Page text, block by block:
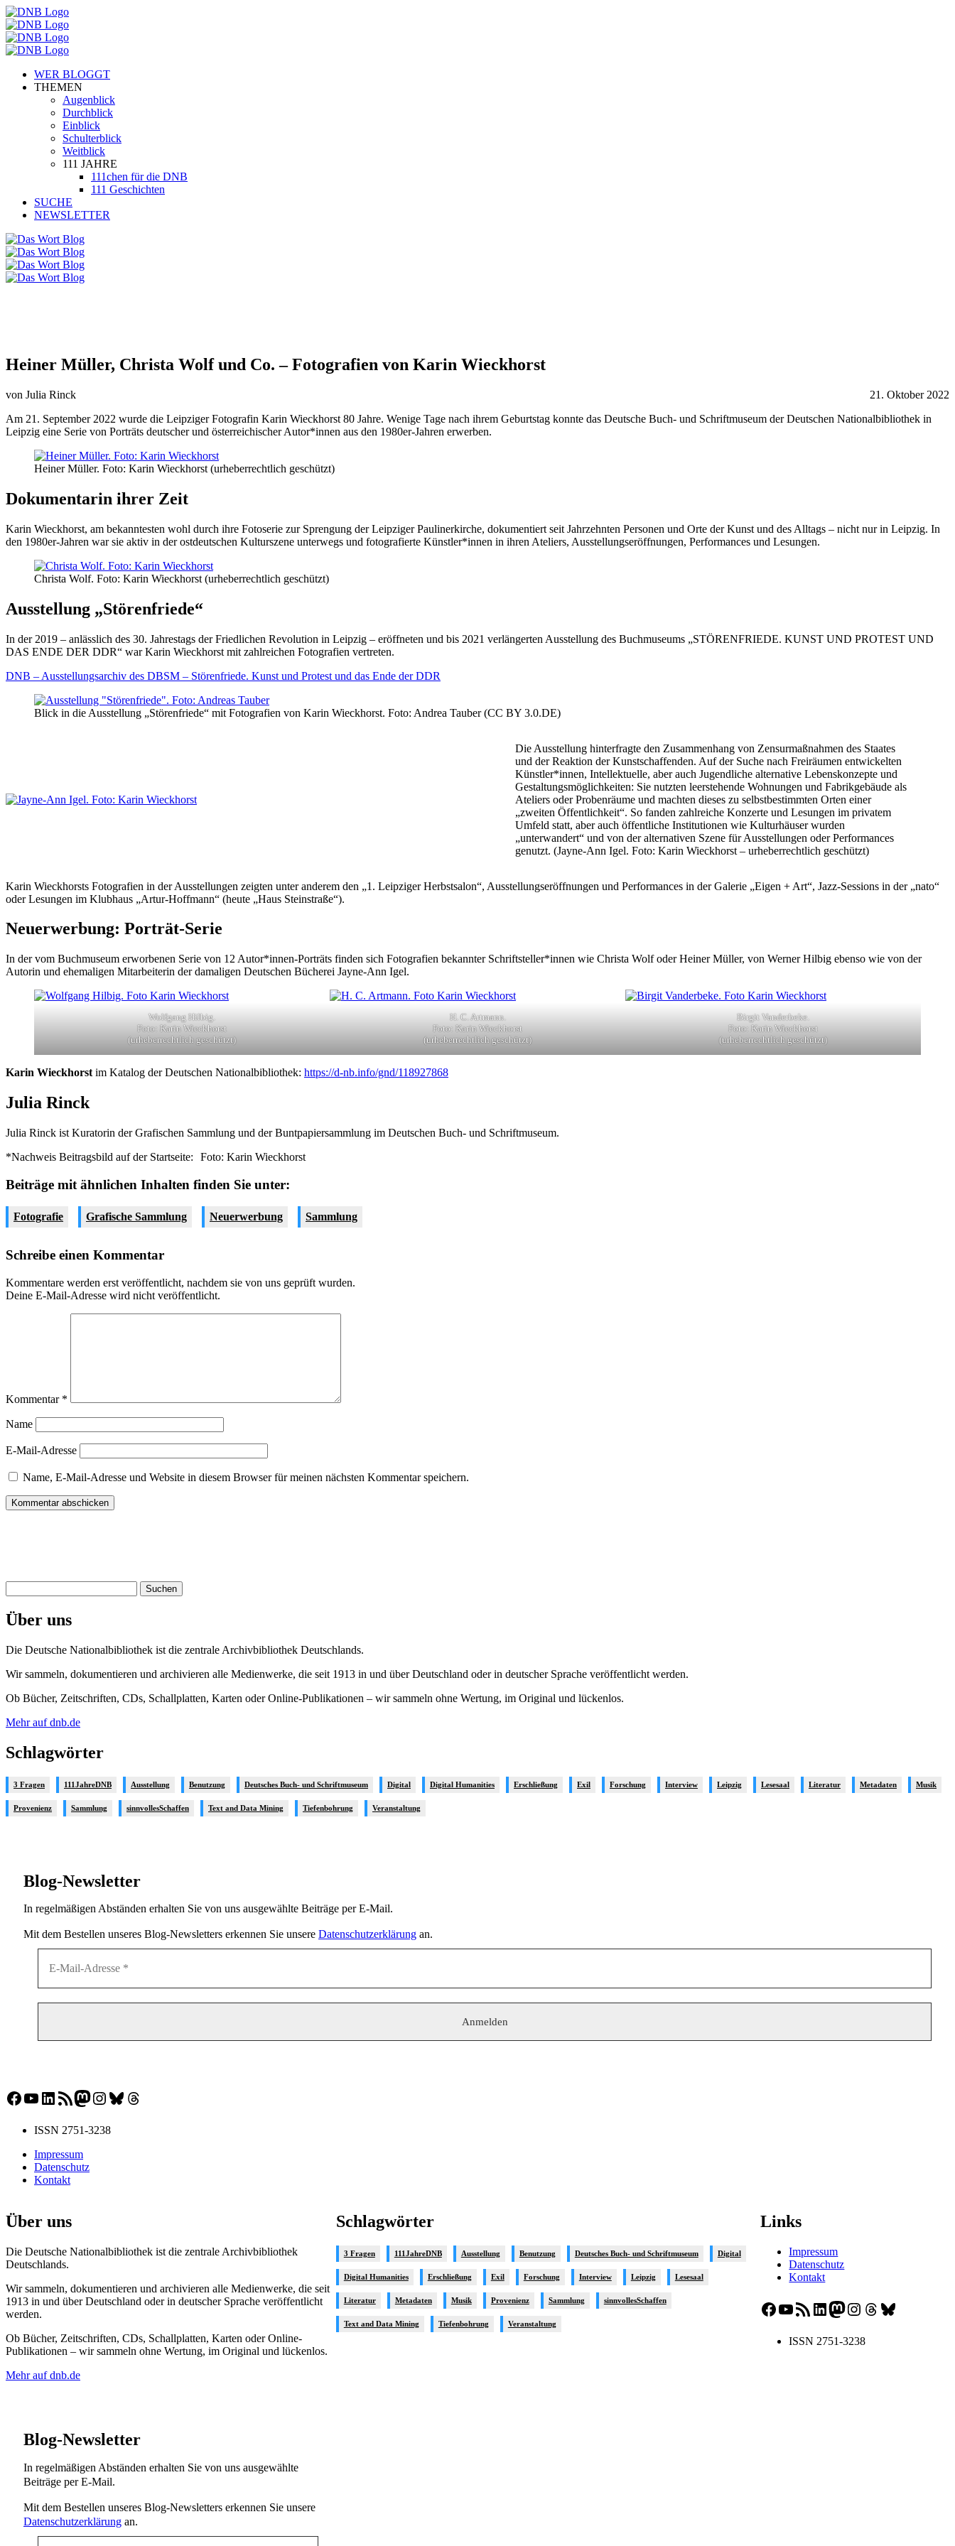
WER BLOGGT
THEMEN
Augenblick
Durchblick
Einblick
Schulterblick
Weitblick
111 JAHRE
111chen für die DNB
111 Geschichten
SUCHE
NEWSLETTER
Heiner Müller, Christa Wolf und Co. – Fotografien von Karin Wieckhorst
21. Oktober 2022
von Julia Rinck
Am 21. September 2022 wurde die Leipziger Fotografin Karin Wieckhorst 80 Jahre. Wenige Tage nach ihrem Geburtstag konnte das Deutsche Buch- und Schriftmuseum der Deutschen Nationalbibliothek in
Leipzig eine Serie von Porträts deutscher und österreichischer Autor*innen aus den 1980er-Jahren erwerben.
Heiner Müller. Foto: Karin Wieckhorst (urheberrechtlich geschützt)
Dokumentarin ihrer Zeit
Karin Wieckhorst, am bekanntesten wohl durch ihre Fotoserie zur Sprengung der Leipziger Paulinerkirche, dokumentiert seit Jahrzehnten Personen und Orte der Kunst und des Alltags – nicht nur in Leipzig. In
den 1980er-Jahren war sie aktiv in der ostdeutschen Kulturszene unterwegs und fotografierte Künstler*innen in ihren Ateliers, Ausstellungseröffnungen, Performances und Lesungen.
Christa Wolf. Foto: Karin Wieckhorst (urheberrechtlich geschützt)
Ausstellung „Störenfriede“
In der 2019 – anlässlich des 30. Jahrestags der Friedlichen Revolution in Leipzig – eröffneten und bis 2021 verlängerten Ausstellung des Buchmuseums „STÖRENFRIEDE. KUNST UND PROTEST UND
DAS ENDE DER DDR“ war Karin Wieckhorst mit zahlreichen Fotografien vertreten.
DNB – Ausstellungsarchiv des DBSM – Störenfriede. Kunst und Protest und das Ende der DDR
Blick in die Ausstellung „Störenfriede“ mit Fotografien von Karin Wieckhorst. Foto: Andrea Tauber (CC BY 3.0.DE)
Die Ausstellung hinterfragte den Zusammenhang von Zensurmaßnahmen des Staates
und der Reaktion der Kunstschaffenden. Auf der Suche nach Freiräumen entwickelten
Künstler*innen, Intellektuelle, aber auch Jugendliche alternative Lebenskonzepte und
Gestaltungsmöglichkeiten: Sie nutzten leerstehende Wohnungen und Fabrikgebäude als
Ateliers oder Probenräume und machten dieses zu selbstbestimmten Orten einer
„zweiten Öffentlichkeit“. So fanden zahlreiche Konzerte und Lesungen im privatem
Umfeld statt, aber auch öffentliche Institutionen wie Kulturhäuser wurden
„unterwandert“ und von der alternativen Szene für Ausstellungen oder Performances
genutzt. (Jayne-Ann Igel. Foto: Karin Wieckhorst – urheberrechtlich geschützt)
Karin Wieckhorsts Fotografien in der Ausstellungen zeigten unter anderem den „1. Leipziger Herbstsalon“, Ausstellungseröffnungen und Performances in der Galerie „Eigen + Art“, Jazz-Sessions in der „nato“
oder Lesungen im Klubhaus „Artur-Hoffmann“ (heute „Haus Steinstraße“).
Neuerwerbung: Porträt-Serie
In der vom Buchmuseum erworbenen Serie von 12 Autor*innen-Porträts finden sich Fotografien bekannter Schriftsteller*innen wie Christa Wolf oder Heiner Müller, von Werner Hilbig ebenso wie von der
Autorin und ehemaligen Mitarbeiterin der damaligen Deutschen Bücherei Jayne-Ann Igel.
Wolfgang Hilbig.
Foto: Karin Wieckhorst
(urheberrechtlich geschützt)
H. C. Artmann.
Foto: Karin Wieckhorst
(urheberrechtlich geschützt)
Birgit Vanderbeke.
Foto: Karin Wieckhorst
(urheberrechtlich geschützt)
Karin Wieckhorst im Katalog der Deutschen Nationalbibliothek: https://d-nb.info/gnd/118927868
Julia Rinck
Julia Rinck ist Kuratorin der Grafischen Sammlung und der Buntpapiersammlung im Deutschen Buch- und Schriftmuseum.
*Nachweis Beitragsbild auf der Startseite:
Foto: Karin Wieckhorst
Beiträge mit ähnlichen Inhalten finden Sie unter:
Fotografie Grafische Sammlung Neuerwerbung Sammlung
Schreibe einen Kommentar
Kommentare werden erst veröffentlicht, nachdem sie von uns geprüft wurden.
Deine E-Mail-Adresse wird nicht veröffentlicht.
Kommentar *
Name
E-Mail-Adresse
Name, E-Mail-Adresse und Website in diesem Browser für meinen nächsten Kommentar speichern.
nach:
Über uns
Die Deutsche Nationalbibliothek ist die zentrale Archivbibliothek Deutschlands.
Wir sammeln, dokumentieren und archivieren alle Medienwerke, die seit 1913 in und über Deutschland oder in deutscher Sprache veröffentlicht werden.
Ob Bücher, Zeitschriften, CDs, Schallplatten, Karten oder Online-Publikationen – wir sammeln ohne Wertung, im Original und lückenlos.
Mehr auf dnb.de
Schlagwörter
3 Fragen 111JahreDNB Ausstellung Benutzung Deutsches Buch- und Schriftmuseum Digital Digital Humanities Erschließung Exil Forschung Interview Leipzig Lesesaal Literatur Metadaten Musik
Provenienz Sammlung sinnvollesSchaffen Text and Data Mining Tiefenbohrung Veranstaltung
Blog-Newsletter
In regelmäßigen Abständen erhalten Sie von uns ausgewählte Beiträge per E-Mail.
Mit dem Bestellen unseres Blog-Newsletters erkennen Sie unsere Datenschutzerklärung an.
Facebook
YouTube
LinkedIn
RSS-FeedMastodon
Instagram
Bluesky
Threads
ISSN 2751-3238
Impressum
Datenschutz
Kontakt
Über uns
Die Deutsche Nationalbibliothek ist die zentrale Archivbibliothek
Deutschlands.
Wir sammeln, dokumentieren und archivieren alle Medienwerke, die seit
1913 in und über Deutschland oder in deutscher Sprache veröffentlicht
werden.
Ob Bücher, Zeitschriften, CDs, Schallplatten, Karten oder Online-
Publikationen – wir sammeln ohne Wertung, im Original und lückenlos.
Mehr auf dnb.de
Blog-Newsletter
In regelmäßigen Abständen erhalten Sie von uns ausgewählte
Beiträge per E-Mail.
Mit dem Bestellen unseres Blog-Newsletters erkennen Sie unsere
Datenschutzerklärung an.
Schlagwörter
3 Fragen 111JahreDNB Ausstellung Benutzung Deutsches Buch- und Schriftmuseum Digital
Digital Humanities Erschließung Exil Forschung Interview Leipzig Lesesaal
Literatur Metadaten Musik Provenienz Sammlung sinnvollesSchaffen
Text and Data Mining Tiefenbohrung Veranstaltung
Links
Impressum
Datenschutz
Kontakt
Facebook YouTube RSS-Feed LinkedIn Mastodon Instagram Threads Bluesky
ISSN 2751-3238